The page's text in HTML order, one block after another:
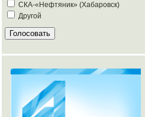
СКА-«Нефтяник» (Хабаровск)
Другой